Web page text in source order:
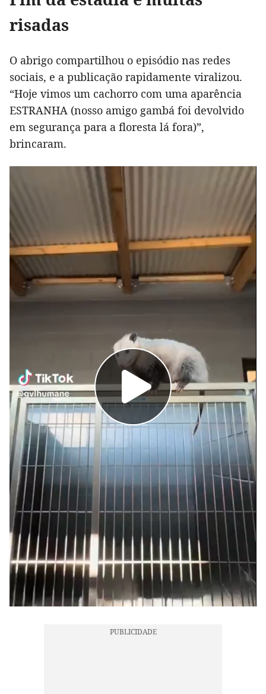
risadas
O abrigo compartilhou o episódio nas redes
sociais, e a publicação rapidamente viralizou.
“Hoje vimos um cachorro com uma aparência
ESTRANHA (nosso amigo gambá foi devolvido
em segurança para a floresta lá fora)”,
brincaram.